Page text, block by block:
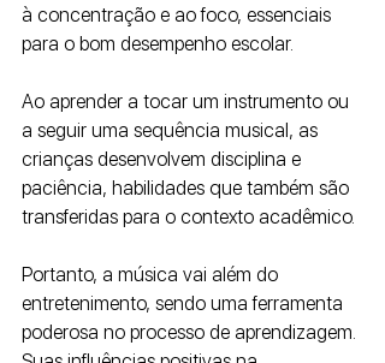
à concentração e ao foco, essenciais
para o bom desempenho escolar.
Ao aprender a tocar um instrumento ou
a seguir uma sequência musical, as
crianças desenvolvem disciplina e
paciência, habilidades que também são
transferidas para o contexto acadêmico.
Portanto, a música vai além do
entretenimento, sendo uma ferramenta
poderosa no processo de aprendizagem.